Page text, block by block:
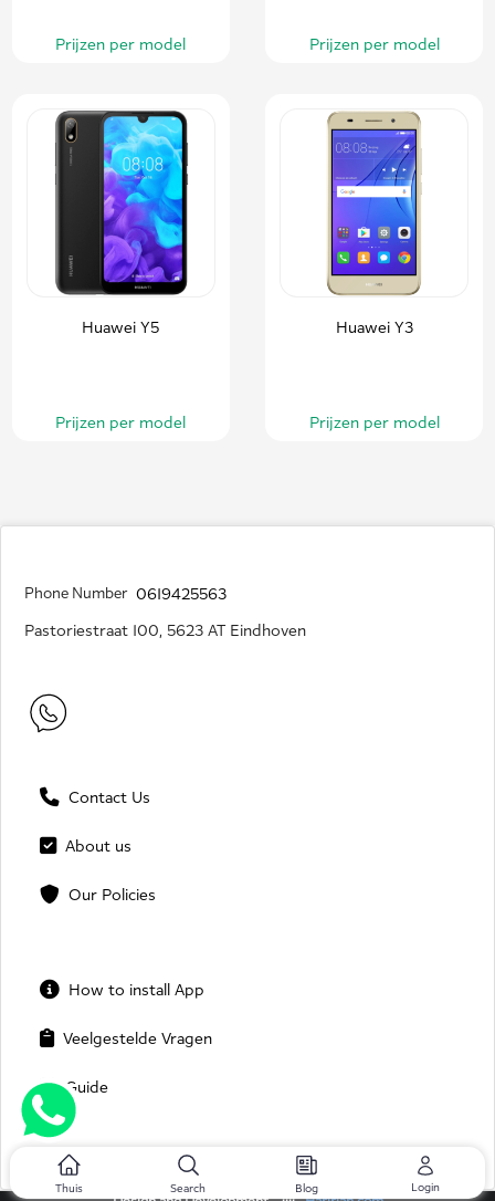
Thuis Search Blog Login
Prijzen per model Prijzen per model
Huawei Y5
Prijzen per model
Huawei Y3
Prijzen per model
Phone Number 0619425563
Pastoriestraat 100, 5623 AT Eindhoven
Contact Us
About us
Our Policies
How to install App
Veelgestelde Vragen
Guide